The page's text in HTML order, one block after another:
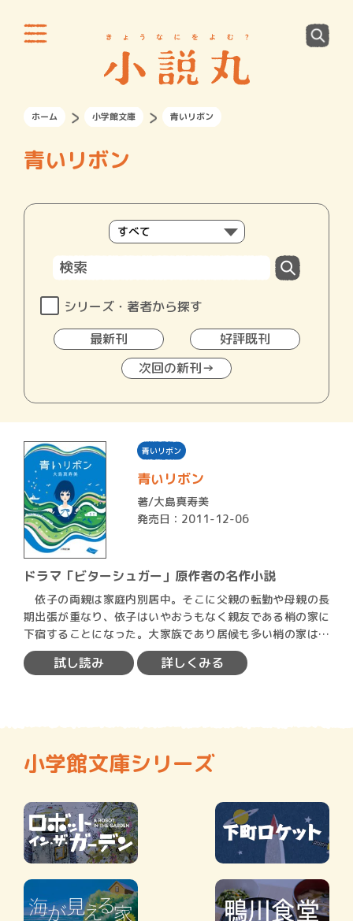
ホーム 小学館文庫 青いリボン
青いリボン
シリーズ・著者から探す
最新刊
好評既刊
次回の新刊→
青いリボン
青いリボン
著/大島真寿美
発売日：2011-12-06
ドラマ「ビターシュガー」原作者の名作小説
依子の両親は家庭内別居中。そこに父親の転勤や母親の長
期出張が重なり、依子はいやおうもなく親友である梢の家に
下宿することになった。大家族であり居候も多い梢の家は、
依子の家…
試し読み 詳しくみる
小学館文庫シリーズ